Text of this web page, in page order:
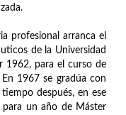
profesional arranca el
de la Universidad
1962, para el curso de
1967 se gradúa con
después, en ese
para un año de Máster